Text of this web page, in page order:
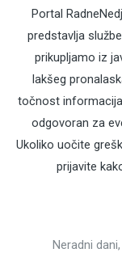
Portal
predstavlja
prikupljamo iz
lakšeg
točnost
odgovoran za
Ukoliko uočite
prijavite
Neradni